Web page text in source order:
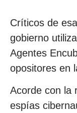
Críticos de
gobierno
Agentes
opositores en
Acorde con la
espías